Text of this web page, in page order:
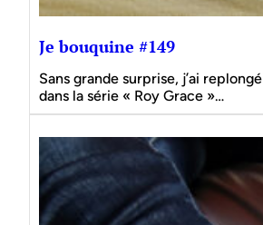
Je bouquine #149
Sans grande surprise, j’ai replongé
dans la série « Roy Grace »…